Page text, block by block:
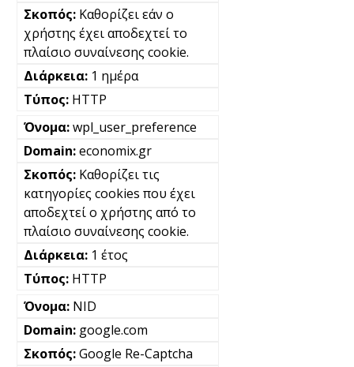
Καθορίζει εάν ο
χρήστης έχει αποδεχτεί το
πλαίσιο συναίνεσης cookie.
1 ημέρα
HTTP
wpl_user_preference
economix.gr
Καθορίζει τις
κατηγορίες cookies που έχει
αποδεχτεί ο χρήστης από το
πλαίσιο συναίνεσης cookie.
1 έτος
HTTP
NID
google.com
Google Re-Captcha